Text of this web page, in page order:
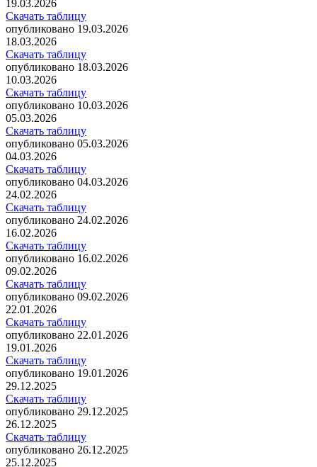
19.03.2026
Скачать таблицу
опубликовано 19.03.2026
18.03.2026
Скачать таблицу
опубликовано 18.03.2026
10.03.2026
Скачать таблицу
опубликовано 10.03.2026
05.03.2026
Скачать таблицу
опубликовано 05.03.2026
04.03.2026
Скачать таблицу
опубликовано 04.03.2026
24.02.2026
Скачать таблицу
опубликовано 24.02.2026
16.02.2026
Скачать таблицу
опубликовано 16.02.2026
09.02.2026
Скачать таблицу
опубликовано 09.02.2026
22.01.2026
Скачать таблицу
опубликовано 22.01.2026
19.01.2026
Скачать таблицу
опубликовано 19.01.2026
29.12.2025
Скачать таблицу
опубликовано 29.12.2025
26.12.2025
Скачать таблицу
опубликовано 26.12.2025
25.12.2025